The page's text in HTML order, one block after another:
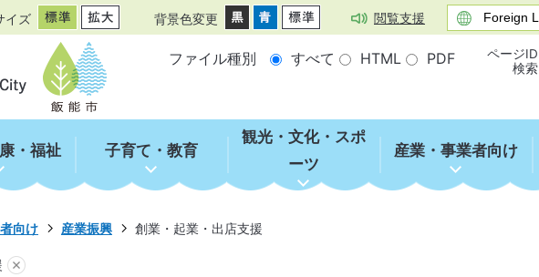
イズ 背景色変更 閲覧支援
ファイル種別 すべて HTML PDF
ページID
検索
・福祉 子育て・教育
観光・文化・スポ
ーツ
産業・事業者向け
向け 産業振興 創業・起業・出店支援